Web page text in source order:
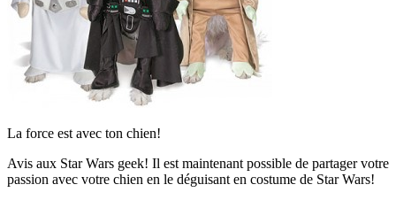
La force est avec ton chien!
Avis aux Star Wars geek! Il est maintenant possible de partager votre
passion avec votre chien en le déguisant en costume de Star Wars!